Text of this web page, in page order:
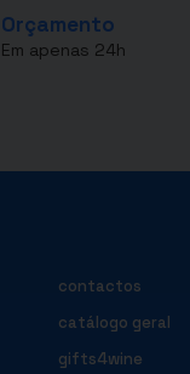
Orçamento
Em apenas 24h
contactos
catálogo geral
gifts4wine